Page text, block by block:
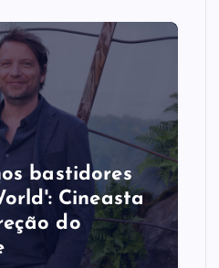
bastidores
Cineasta
do